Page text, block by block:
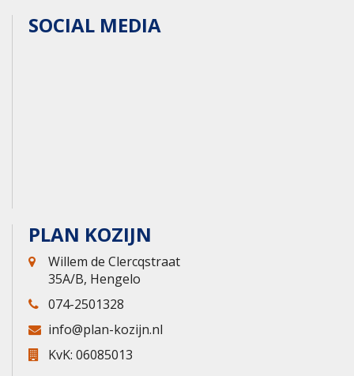
SOCIAL MEDIA
PLAN KOZIJN
Willem de Clercqstraat
35A/B, Hengelo
074-2501328
info@plan-kozijn.nl
KvK: 06085013